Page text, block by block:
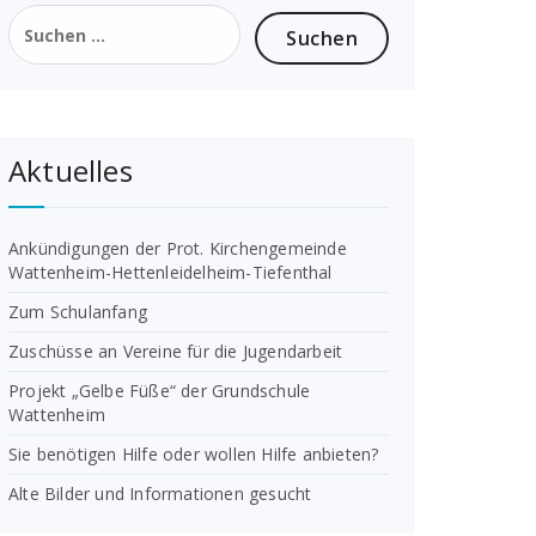
Suchen
nach:
Aktuelles
Ankündigungen der Prot. Kirchengemeinde
Wattenheim-Hettenleidelheim-Tiefenthal
Zum Schulanfang
Zuschüsse an Vereine für die Jugendarbeit
Projekt „Gelbe Füße“ der Grundschule
Wattenheim
Sie benötigen Hilfe oder wollen Hilfe anbieten?
Alte Bilder und Informationen gesucht